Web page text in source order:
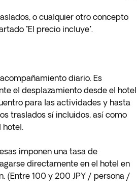
o cualquier otro concepto
"El precio incluye".
diario. Es
el desplazamiento desde el hotel
para las actividades y hasta
traslados sí incluidos, así como
hotel.
imponen una tasa de
directamente en el hotel en
(Entre 100 y 200 JPY / persona /